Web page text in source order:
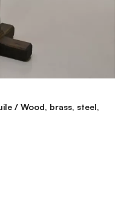
/ Wood, brass, steel,